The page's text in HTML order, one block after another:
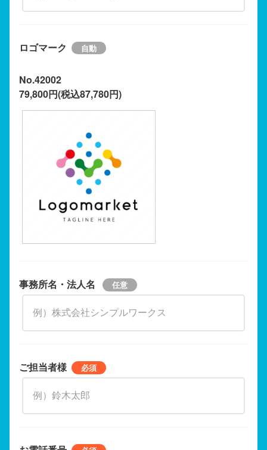
ロゴマーク
No.42002
79,800円(税込87,780円)
事務所名・法人名
ご担当者様